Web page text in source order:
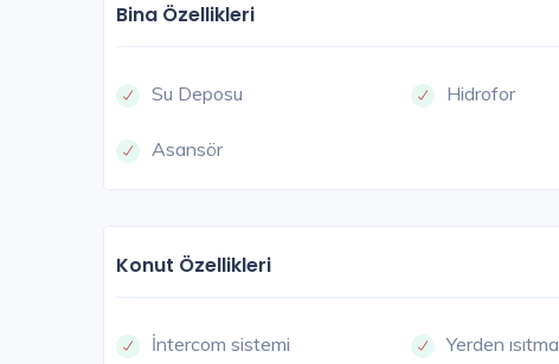
Bina Özellikleri
Su Deposu Hidrofor
Asansör
Konut Özellikleri
İntercom sistemi Yerden ısıtma